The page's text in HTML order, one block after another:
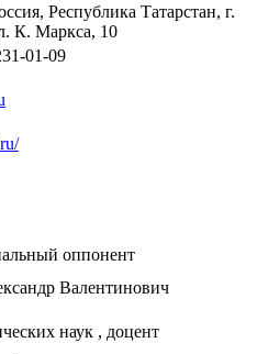
Республика Татарстан, г.
К. Маркса, 10
01-09
оппонент
Валентинович
наук , доцент